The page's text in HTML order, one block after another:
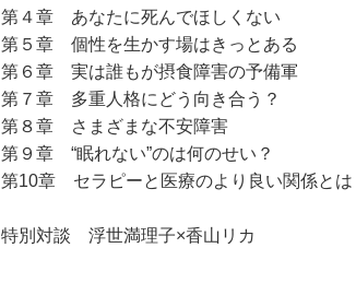
第４章 あなたに死んでほしくない
第５章 個性を生かす場はきっとある
第６章 実は誰もが摂食障害の予備軍
第７章 多重人格にどう向き合う？
第８章 さまざまな不安障害
第９章 “眠れない”のは何のせい？
第10章 セラピーと医療のより良い関係とは
特別対談 浮世満理子×香山リカ